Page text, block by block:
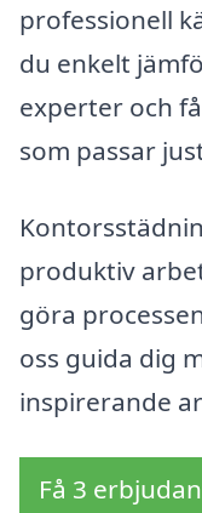
professionell
du enkelt
experter och
som passar
produktiv
göra
oss guida dig
inspirerande
Få 3